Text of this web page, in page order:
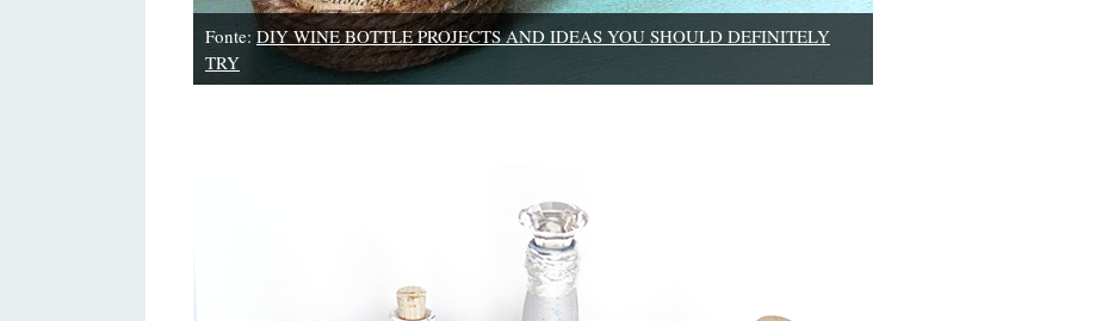
Fonte: DIY WINE BOTTLE PROJECTS AND IDEAS YOU SHOULD DEFINITELY
TRY